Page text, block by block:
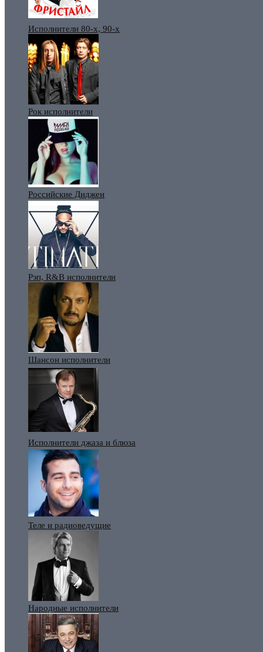
Исполнители 80-х, 90-х
Рок исполнители
Российские Диджеи
Рэп, R&B исполнители
Шансон исполнители
Исполнители джаза и блюза
Теле и радиоведущие
Народные исполнители